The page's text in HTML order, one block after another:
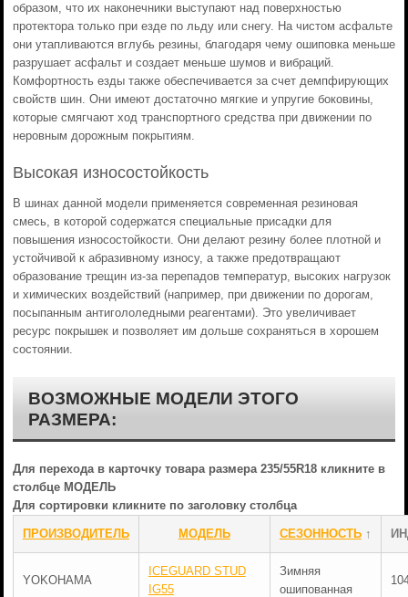
образом, что их наконечники выступают над поверхностью
протектора только при езде по льду или снегу. На чистом асфальте
они утапливаются вглубь резины, благодаря чему ошиповка меньше
разрушает асфальт и создает меньше шумов и вибраций.
Комфортность езды также обеспечивается за счет демпфирующих
свойств шин. Они имеют достаточно мягкие и упругие боковины,
которые смягчают ход транспортного средства при движении по
неровным дорожным покрытиям.
Высокая износостойкость
В шинах данной модели применяется современная резиновая
смесь, в которой содержатся специальные присадки для
повышения износостойкости. Они делают резину более плотной и
устойчивой к абразивному износу, а также предотвращают
образование трещин из-за перепадов температур, высоких нагрузок
и химических воздействий (например, при движении по дорогам,
посыпанным антигололедными реагентами). Это увеличивает
ресурс покрышек и позволяет им дольше сохраняться в хорошем
состоянии.
ВОЗМОЖНЫЕ МОДЕЛИ ЭТОГО
РАЗМЕРА:
Для перехода в карточку товара размера 235/55R18 кликните в
столбце МОДЕЛЬ
Для сортировки кликните по заголовку столбца
ПРОИЗВОДИТЕЛЬ МОДЕЛЬ СЕЗОННОСТЬ↑
YOKOHAMA
ICEGUARD STUD
IG55
Зимняя
ошипованная